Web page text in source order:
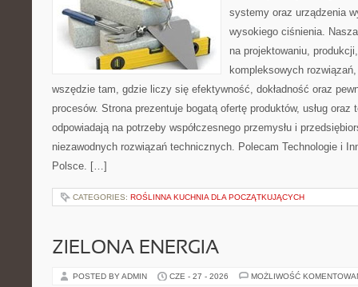
systemy oraz urządzenia
wysokiego ciśnienia.
na projektowaniu,
kompleksowych
wszędzie tam, gdzie liczy się efektywność, dokładność oraz
procesów. Strona prezentuje bogatą ofertę produktów, usług oraz
odpowiadają na potrzeby współczesnego przemysłu i
niezawodnych rozwiązań technicznych. Polecam Technologie i
Polsce. […]
CATEGORIES: ROŚLINNA KUCHNIA DLA POCZĄTKUJĄCYCH
ZIELONA ENERGIA
POSTED BY ADMIN CZE - 27 - 2026 MOŻLIWOŚĆ